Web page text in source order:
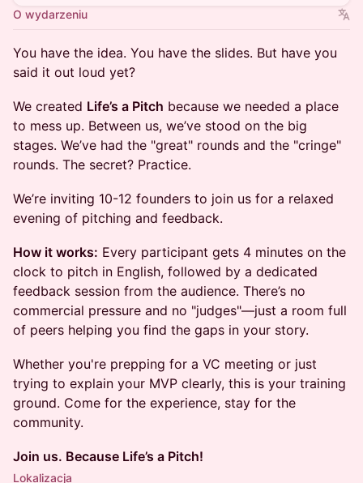
O wydarzeniu
You have the idea. You have the slides. But have you
said it out loud yet?
We created Life’s a Pitch because we needed a place
to mess up. Between us, we’ve stood on the big
stages. We’ve had the "great" rounds and the "cringe"
rounds. The secret? Practice.
We’re inviting 10-12 founders to join us for a relaxed
evening of pitching and feedback.
How it works: Every participant gets 4 minutes on the
clock to pitch in English, followed by a dedicated
feedback session from the audience. There’s no
commercial pressure and no "judges"—just a room full
of peers helping you find the gaps in your story.
Whether you're prepping for a VC meeting or just
trying to explain your MVP clearly, this is your training
ground. Come for the experience, stay for the
community.
Join us. Because Life’s a Pitch!
Lokalizacja